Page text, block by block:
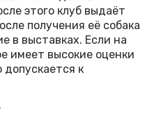
этого клуб выдаёт
получения её собака
в выставках. Если на
имеет высокие оценки
допускается к